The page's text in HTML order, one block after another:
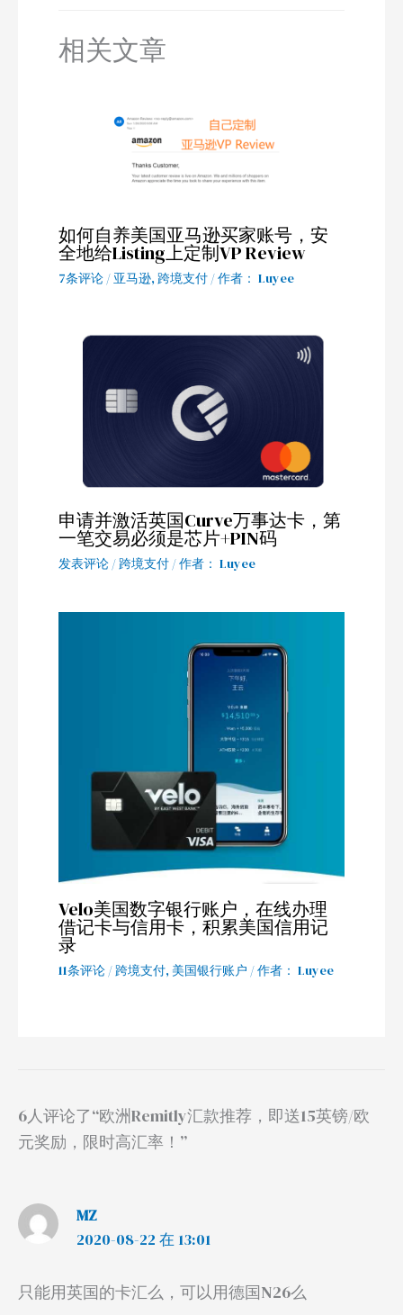
相关文章
如何自养美国亚马逊买家账号，安
全地给Listing上定制VP Review
7条评论 / 亚马逊,跨境支付 / 作者： Luyee
申请并激活英国Curve万事达卡，第
一笔交易必须是芯片+PIN码
发表评论 /跨境支付 / 作者： Luyee
Velo美国数字银行账户，在线办理
借记卡与信用卡，积累美国信用记
录
11条评论 /跨境支付, 美国银行账户 / 作者： Luyee
6人评论了“欧洲Remitly汇款推荐，即送15英镑/欧
元奖励，限时高汇率！”
MZ
2020-08-22 在 13:01
只能用英国的卡汇么，可以用德国N26么